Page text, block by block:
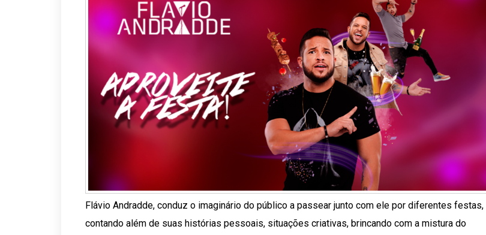
Flávio Andradde, conduz o imaginário do público a passear junto com ele por diferentes festas,
contando além de suas histórias pessoais, situações criativas, brincando com a mistura do